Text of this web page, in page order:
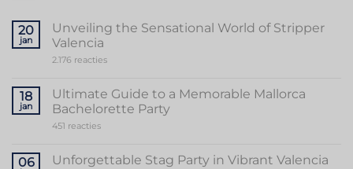
20
jan
Unveiling the Sensational World of Stripper
Valencia
2.176 reactiesop
Sensational
World
of
18
jan
Ultimate Guide to a Memorable Mallorca
Bachelorette Party
451 reactiesop
to
a
06 Unforgettable Stag Party in Vibrant Valencia